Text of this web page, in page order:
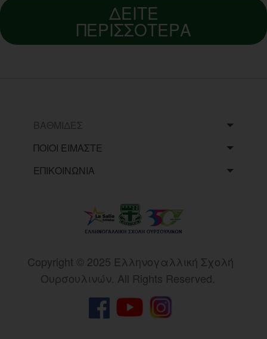
ΔΕΙΤΕ
ΠΕΡΙΣΣΟΤΕΡΑ
ΒΑΘΜΙΔΕΣ
ΠΟΙΟΙ ΕΙΜΑΣΤΕ
ΕΠΙΚΟΙΝΩΝΙΑ
Copyright © 2025 Eλληνογαλλική Σχολή
Ουρσουλινών. All Rights Reserved.